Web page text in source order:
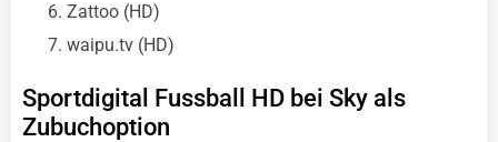
Zattoo (HD)
waipu.tv (HD)
Sportdigital Fussball HD bei Sky als
Zubuchoption